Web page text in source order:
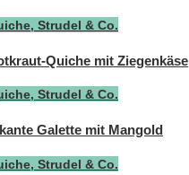
Strudel & Co.
Quiche mit Ziegenkäse
Strudel & Co.
Galette mit Mangold
Strudel & Co.